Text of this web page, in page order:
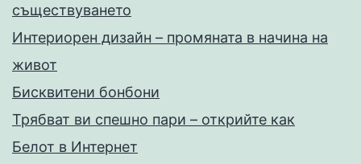
съществуването
Интериорен дизайн – промяната в начина на
живот
Бисквитени бонбони
Трябват ви спешно пари – открийте как
Белот в Интернет